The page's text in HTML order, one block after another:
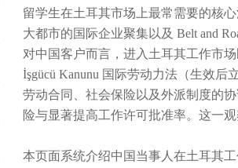
留学生在土耳其市场上最常需要的核
大都市的国际企业聚集以及 Belt and
对中国客户而言，进入土耳其工作市场
İşgücü Kanunu 国际劳动力法（生效
劳动合同、社会保险以及外派制度的
险与显著提高工作许可批准率。这一
本页面系统介绍中国当事人在土耳其